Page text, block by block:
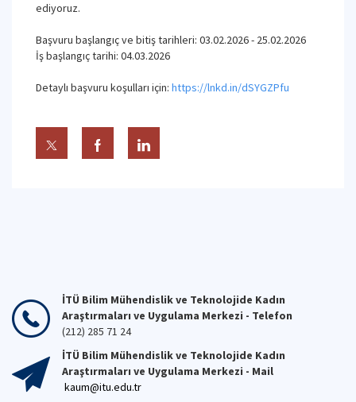
ediyoruz.
Başvuru başlangıç ve bitiş tarihleri: 03.02.2026 - 25.02.2026
İş başlangıç tarihi: 04.03.2026
Detaylı başvuru koşulları için: https://lnkd.in/dSYGZPfu
İTÜ Bilim Mühendislik ve Teknolojide Kadın
Araştırmaları ve Uygulama Merkezi - Telefon
(212) 285 71 24
İTÜ Bilim Mühendislik ve Teknolojide Kadın
Araştırmaları ve Uygulama Merkezi - Mail
kaum@itu.edu.tr